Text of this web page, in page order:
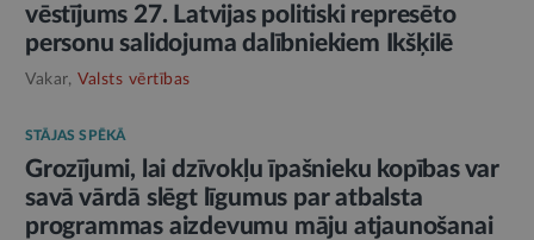
vēstījums 27. Latvijas politiski represēto
personu salidojuma dalībniekiem Ikšķilē
Vakar, Valsts vērtības
STĀJAS SPĒKĀ
Grozījumi, lai dzīvokļu īpašnieku kopības var
savā vārdā slēgt līgumus par atbalsta
programmas aizdevumu māju atjaunošanai